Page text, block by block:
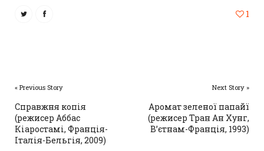
1
« Previous Story
Справжня копія
(режисер Аббас
Кіаростамі, Франція-
Італія-Бельгія, 2009)
Next Story »
Аромат зеленої папайї
(режисер Тран Ан Хунг,
В’єтнам-Франція, 1993)